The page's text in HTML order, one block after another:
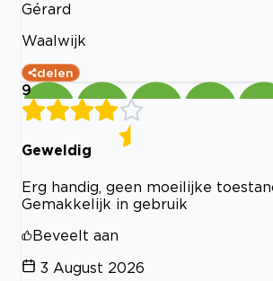
Gérard
Waalwijk
delen
9
Geweldig
Erg handig, geen moeilijke
Gemakkelijk in gebruik
Beveelt aan
3 August 2026